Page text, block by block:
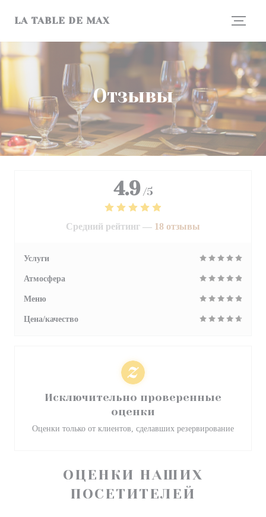
LA TABLE DE MAX
Отзывы
ОЦЕНКИ НАШИХ
ПОСЕТИТЕЛЕЙ
4.9 /5
Средний рейтинг — 18 отзывы
Услуги
Атмосфера
Меню
Цена/качество
Исключительно проверенные
оценки
Оценки только от клиентов, сделавших резервирование